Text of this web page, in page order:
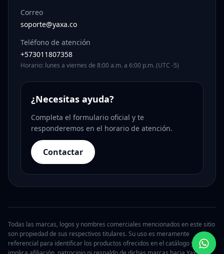
Correo
soporte@yaxa.co
Teléfono de atención
+573011807358
Horario: lunes a viernes de 8:00 a.m. a 6:00 p.m. (UTC -5)
¿Necesitas ayuda?
Completa el formulario oficial y te
responderemos en el horario de atención.
Contactar
Todas las marcas, logos y nombres comerciales mencionados en este sitio
son propiedad de sus respectivos titulares. Su uso es meramente
referencial para identificar los productos ofrecidos en el catálogo y no